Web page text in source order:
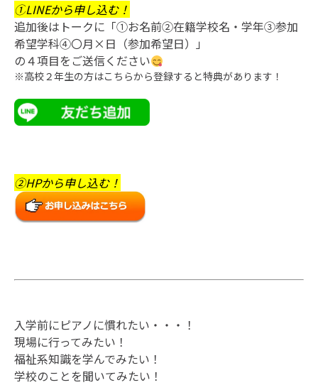
①LINEから申し込む！
追加後はトークに「①お名前②在籍学校名・学年③参加
希望学科④〇月×日（参加希望日）」
の４項目をご送信ください
※高校２年生の方はこちらから登録すると特典があります！
②HPから申し込む！
入学前にピアノに慣れたい・・・！
現場に行ってみたい！
福祉系知識を学んでみたい！
学校のことを聞いてみたい！